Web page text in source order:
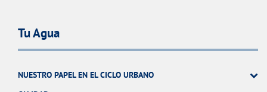
Tu Agua
NUESTRO PAPEL EN EL CICLO URBANO